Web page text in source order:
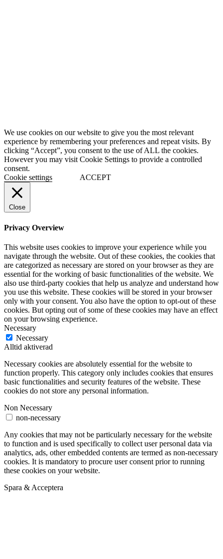
We use cookies on our website to give you the most relevant
experience by remembering your preferences and repeat visits. By
clicking “Accept”, you consent to the use of ALL the cookies.
However you may visit Cookie Settings to provide a controlled
consent.
Cookie settings
ACCEPT
Close
Privacy Overview
This website uses cookies to improve your experience while you
navigate through the website. Out of these cookies, the cookies that
are categorized as necessary are stored on your browser as they are
essential for the working of basic functionalities of the website. We
also use third-party cookies that help us analyze and understand how
you use this website. These cookies will be stored in your browser
only with your consent. You also have the option to opt-out of these
cookies. But opting out of some of these cookies may have an effect
on your browsing experience.
Necessary
Necessary
Alltid aktiverad
Necessary cookies are absolutely essential for the website to
function properly. This category only includes cookies that ensures
basic functionalities and security features of the website. These
cookies do not store any personal information.
Non Necessary
non-necessary
Any cookies that may not be particularly necessary for the website
to function and is used specifically to collect user personal data via
analytics, ads, other embedded contents are termed as non-necessary
cookies. It is mandatory to procure user consent prior to running
these cookies on your website.
Spara & Acceptera